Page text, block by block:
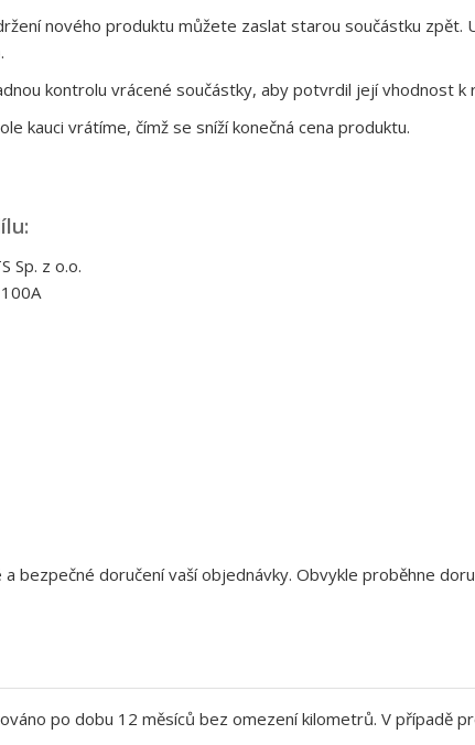
nového produktu můžete zaslat starou součástku zpět.
kontrolu vrácené součástky, aby potvrdil její vhodnost k
kauci vrátíme, čímž se sníží konečná cena produktu.
Sp. z o.o.
bezpečné doručení vaší objednávky. Obvykle proběhne
po dobu 12 měsíců bez omezení kilometrů. V případě